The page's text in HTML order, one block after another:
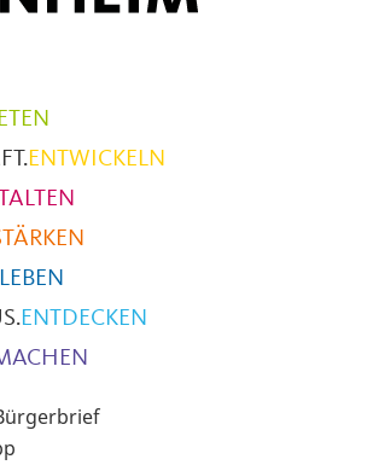
ENTWICKELN
ENTDECKEN